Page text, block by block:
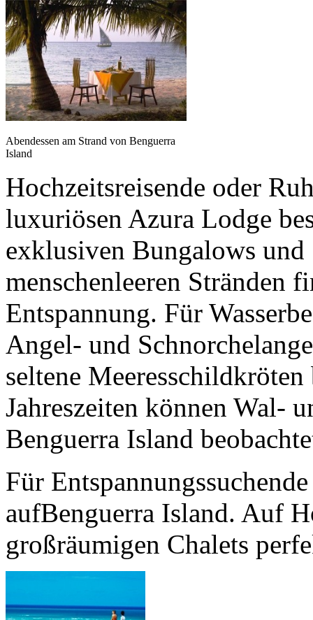
Abendessen am Strand von Benguerra
Island
Hochzeitsreisende oder
luxuriösen Azura Lodge
exklusiven Bungalows
menschenleeren Stränden
Entspannung. Für
Angel- und
seltene
Jahreszeiten können Wal-
Benguerra Island
Für
aufBenguerra Island. Auf
großräumigen Chalets